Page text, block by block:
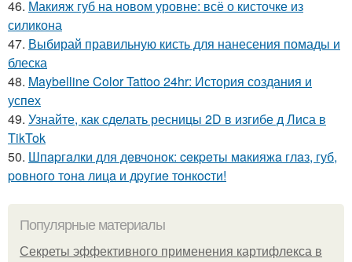
46. Макияж губ на новом уровне: всё о кисточке из
силикона
47. Выбирай правильную кисть для нанесения помады и
блеска
48. Maybelline Color Tattoo 24hr: История создания и
успех
49. Узнайте, как сделать ресницы 2D в изгибе д Лиса в
TikTok
50. Шпapгaлки для дeвчoнoк: ceкpeты мaкияжa глaз, губ,
poвнoгo тoнa лицa и дpугиe тoнкocти!
Популярные материалы
Секреты эффективного применения картифлекса в